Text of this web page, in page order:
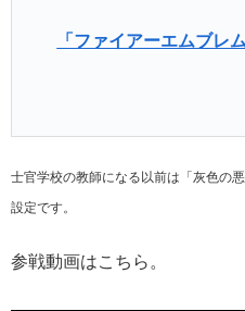
「ファイアーエムブレ
士官学校の教師になる以前は「灰色の
設定です。
参戦動画はこちら。